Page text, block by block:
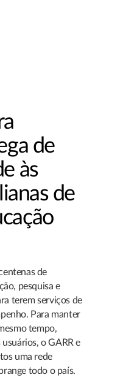
de
às
de
de
pesquisa e
terem serviços de
Para manter
tempo,
o GARR e
uma rede
todo o país.